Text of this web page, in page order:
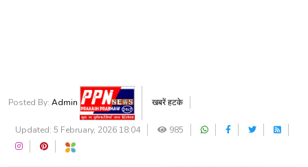
Posted By: Admin खबरें हटके
Updated: 5 February, 2026 18:04 985